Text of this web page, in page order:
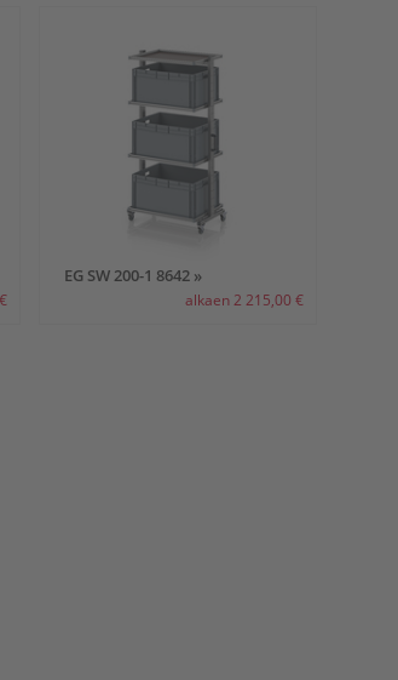
EG SW 200-1 8642 »
alkaen 2 215,00 €